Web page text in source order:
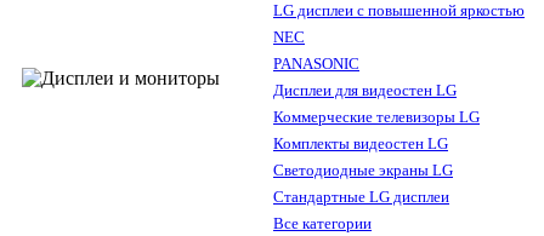
LG дисплеи с повышенной яркостью
NEC
PANASONIC
Дисплеи для видеостен LG
Коммерческие телевизоры LG
Комплекты видеостен LG
Светодиодные экраны LG
Стандартные LG дисплеи
Все категории